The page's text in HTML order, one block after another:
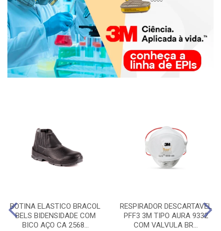
BOTINA ELASTICO BRACOL
BELS BIDENSIDADE COM
BICO AÇO CA 2568...
RESPIRADOR DESCARTAVEL
PFF3 3M TIPO AURA 9332
COM VALVULA BR...